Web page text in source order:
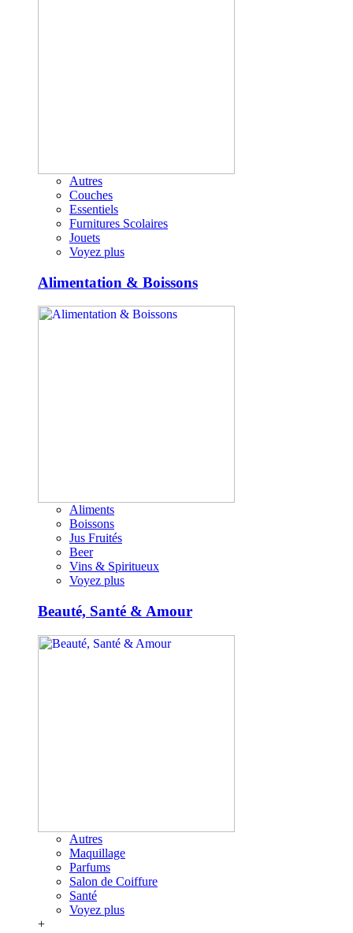
Autres
Couches
Essentiels
Furnitures Scolaires
Jouets
Voyez plus
Alimentation & Boissons
Aliments
Boissons
Jus Fruités
Beer
Vins & Spiritueux
Voyez plus
Beauté, Santé & Amour
Autres
Maquillage
Parfums
Salon de Coiffure
Santé
Voyez plus
+